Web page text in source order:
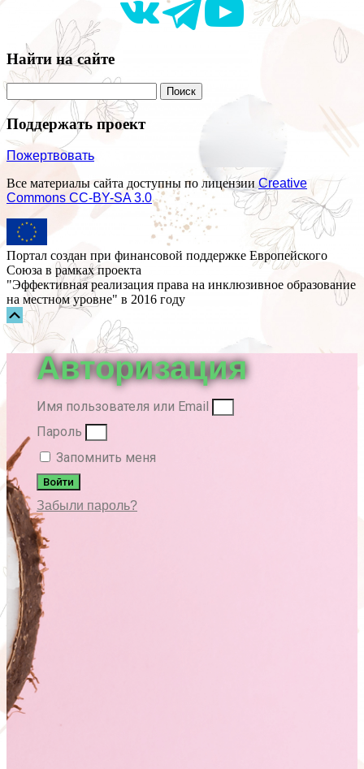
Найти на сайте
Поддержать проект
Пожертвовать
Все материалы сайта доступны по лицензииCreative
Commons СС-BY-SA 3.0
Портал создан при финансовой поддержке Европейского
Союза в рамках проекта
"Эффективная реализация права на инклюзивное образование
на местном уровне" в 2016 году
Прокрутка
вверх
Авторизация
Имя пользователя или Email
Пароль
Запомнить меня
Войти
Забыли пароль?